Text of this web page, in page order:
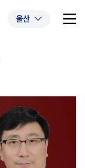
울산
#목디스크